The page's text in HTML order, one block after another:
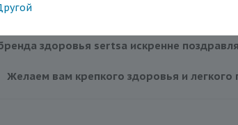
здоровья sertsa искренне
Желаем вам крепкого здоровья и легкого